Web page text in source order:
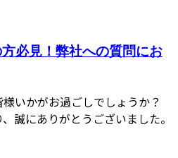
方必見！弊社への質問にお
いかがお過ごしでしょうか？
誠にありがとうございました。